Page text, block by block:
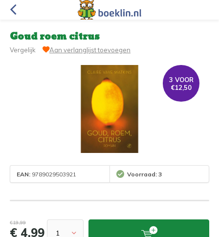
Goud roem citrus
Vergelijk Aan verlanglijst toevoegen
3 VOOR
€12,50
EAN: 9789029503921 Voorraad: 3
€19,99
€ 4,99